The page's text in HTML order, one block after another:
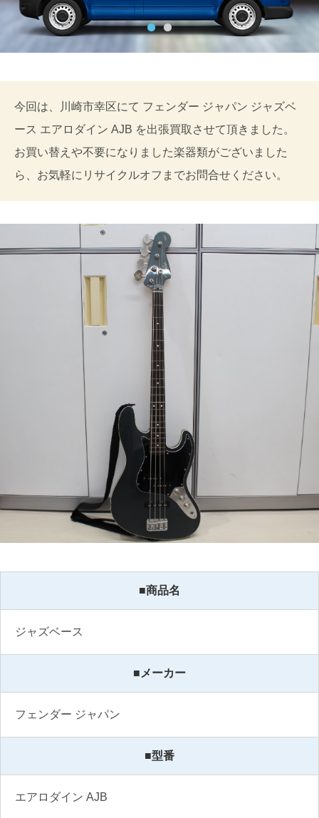
今回は、川崎市幸区にて フェンダー ジャパン ジャズベ
ース エアロダイン AJB を出張買取させて頂きました。
お買い替えや不要になりました楽器類がございました
ら、お気軽にリサイクルオフまでお問合せください。
■商品名
ジャズベース
■メーカー
フェンダー ジャパン
■型番
エアロダイン AJB